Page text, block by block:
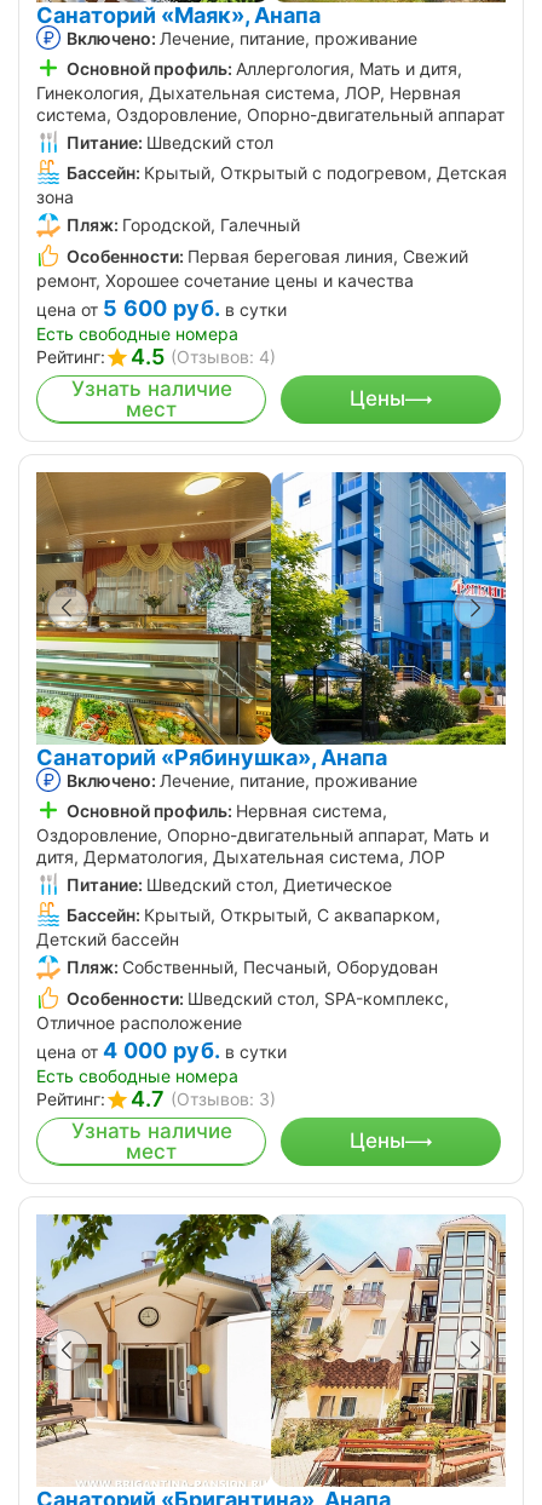
Санаторий «Маяк», Анапа
Включено: Лечение, питание, проживание
Основной профиль: Аллергология, Мать и дитя,
Гинекология, Дыхательная система, ЛОР, Нервная
система, Оздоровление, Опорно-двигательный аппарат
Питание: Шведский стол
Бассейн: Крытый, Открытый с подогревом, Детская
зона
Пляж: Городской, Галечный
Особенности: Первая береговая линия, Свежий
ремонт, Хорошее сочетание цены и качества
цена от 5 600 руб. в сутки
Есть свободные номера
Рейтинг:
4.5 (Отзывов: 4)
Узнать наличие
мест
Цены
Санаторий «Рябинушка», Анапа
Включено: Лечение, питание, проживание
Основной профиль: Нервная система,
Оздоровление, Опорно-двигательный аппарат, Мать и
дитя, Дерматология, Дыхательная система, ЛОР
Питание: Шведский стол, Диетическое
Бассейн: Крытый, Открытый, С аквапарком,
Детский бассейн
Пляж: Собственный, Песчаный, Оборудован
Особенности: Шведский стол, SPA-комплекс,
Отличное расположение
цена от 4 000 руб. в сутки
Есть свободные номера
Рейтинг:
4.7 (Отзывов: 3)
Узнать наличие
мест
Цены
Санаторий «Бригантина», Анапа